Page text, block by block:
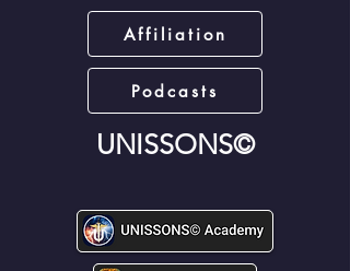
Affiliation
Podcasts
UNISSONS©